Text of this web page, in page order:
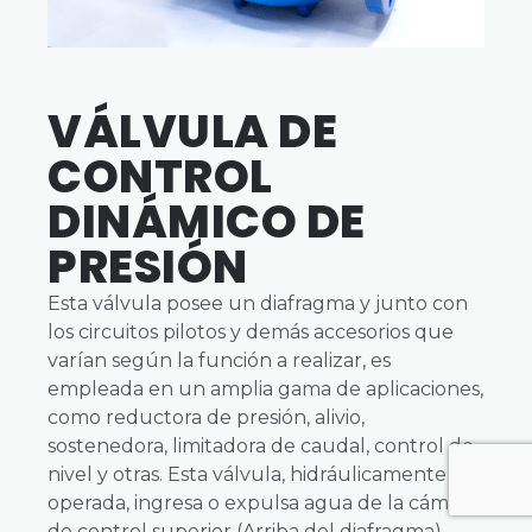
VÁLVULA DE
CONTROL
DINÁMICO DE
PRESIÓN
Esta válvula posee un diafragma y junto con
los circuitos pilotos y demás accesorios que
varían según la función a realizar, es
empleada en un amplia gama de aplicaciones,
como reductora de presión, alivio,
sostenedora, limitadora de caudal, control de
nivel y otras. Esta válvula, hidráulicamente
operada, ingresa o expulsa agua de la cámara